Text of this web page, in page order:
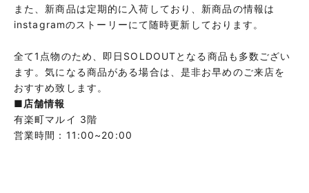
また、新商品は定期的に入荷しており、新商品の情報は
instagramのストーリーにて随時更新しております。
全て1点物のため、即日SOLDOUTとなる商品も多数ござい
ます。気になる商品がある場合は、是非お早めのご来店を
おすすめ致します。
■店舗情報
有楽町マルイ 3階
営業時間：11:00~20:00